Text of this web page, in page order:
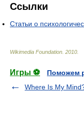
Ссылки
Статьи о
Wikimedia Foundation 2010
Игры ⚽
Поможем
Where Is My